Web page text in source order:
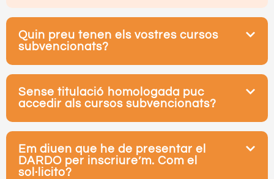
Quin preu tenen els vostres cursos
subvencionats?
Sense titulació homologada puc
accedir als cursos subvencionats?
Em diuen que he de presentar el
DARDO per inscriure’m. Com el
sol·licito?